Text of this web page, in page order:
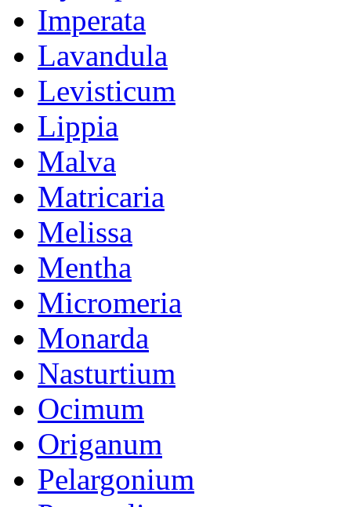
Imperata
Lavandula
Levisticum
Lippia
Malva
Matricaria
Melissa
Mentha
Micromeria
Monarda
Nasturtium
Ocimum
Origanum
Pelargonium